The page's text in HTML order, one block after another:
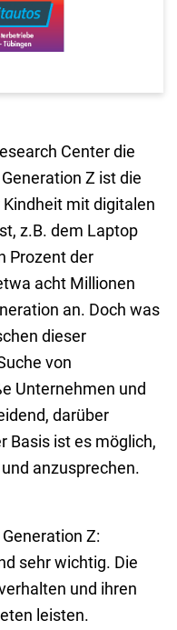
Center die
Z ist die
mit digitalen
z.B. dem Laptop
Prozent der
acht Millionen
an. Doch was
dieser
von
Unternehmen und
darüber
Basis ist es möglich,
anzusprechen.
Z:
sehr wichtig. Die
und ihren
leisten.